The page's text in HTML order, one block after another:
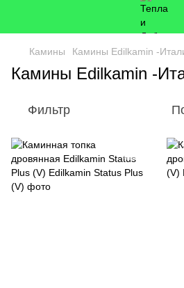
Камины Камины Edilkamin -
Камины Edilkamin -
Фильтр